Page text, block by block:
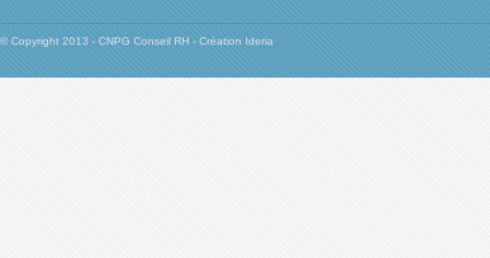
© Copyright 2013 - CNPG Conseil RH - Création Ideria